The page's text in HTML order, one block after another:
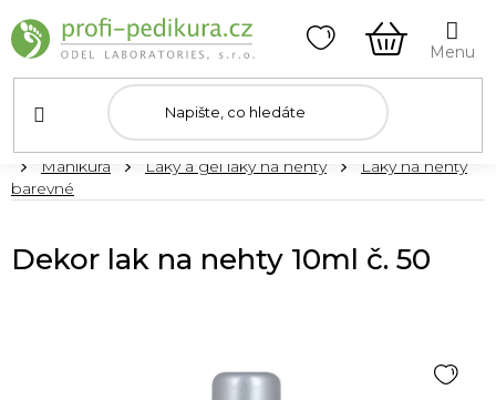
na
obsah
NÁKUPNÍ
KOŠÍK
DomůManikúra Laky a gel laky na nehty
Laky na nehty
barevné
Dekor lak na nehty 10ml č. 50